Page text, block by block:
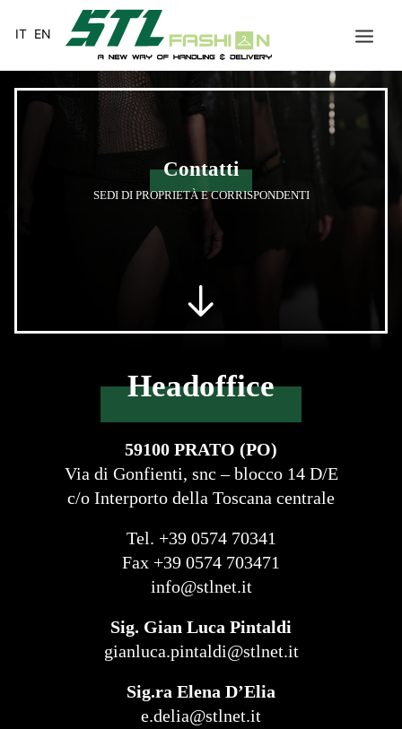
IT EN
HOME
MISSION
CAPO APPESO
NETWORK
Contatti
SEDI DI PROPRIETÀ E CORRISPONDENTI
Headoffice
59100 PRATO (PO)
Via di Gonfienti, snc – blocco 14 D/E
c/o Interporto della Toscana centrale
Tel. +39 0574 70341
Fax +39 0574 703471
info@stlnet.it
Sig. Gian Luca Pintaldi
gianluca.pintaldi@stlnet.it
Sig.ra Elena D’Elia
e.delia@stlnet.it